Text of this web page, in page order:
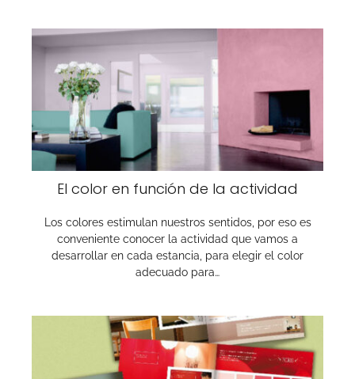
El color en función de la actividad
Los colores estimulan nuestros sentidos, por eso es
conveniente conocer la actividad que vamos a
desarrollar en cada estancia, para elegir el color
adecuado para…